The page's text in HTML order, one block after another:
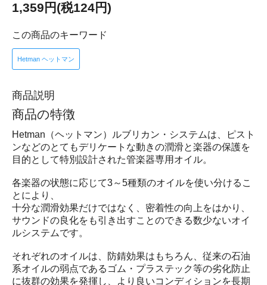
1,359円(税124円)
この商品のキーワード
Hetman ヘットマン
商品説明
商品の特徴
Hetman（ヘットマン）ルブリカン・システムは、ピスト
ンなどのとてもデリケートな動きの潤滑と楽器の保護を
目的として特別設計された管楽器専用オイル。
各楽器の状態に応じて3～5種類のオイルを使い分けるこ
とにより、
十分な潤滑効果だけではなく、密着性の向上をはかり、
サウンドの良化をも引き出すことのできる数少ないオイ
ルシステムです。
それぞれのオイルは、防錆効果はもちろん、従来の石油
系オイルの弱点であるゴム・プラステック等の劣化防止
に抜群の効果を発揮し、より良いコンディションを長期